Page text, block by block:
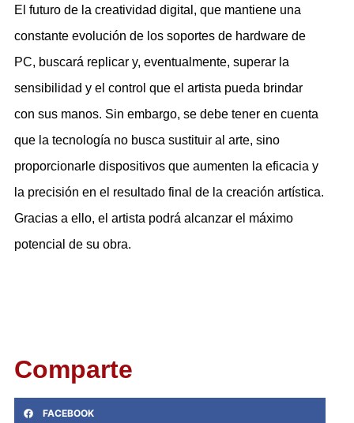
El futuro de la creatividad digital, que mantiene una
constante evolución de los soportes de hardware de
PC, buscará replicar y, eventualmente, superar la
sensibilidad y el control que el artista pueda brindar
con sus manos. Sin embargo, se debe tener en cuenta
que la tecnología no busca sustituir al arte, sino
proporcionarle dispositivos que aumenten la eficacia y
la precisión en el resultado final de la creación artística.
Gracias a ello, el artista podrá alcanzar el máximo
potencial de su obra.
Comparte
FACEBOOK